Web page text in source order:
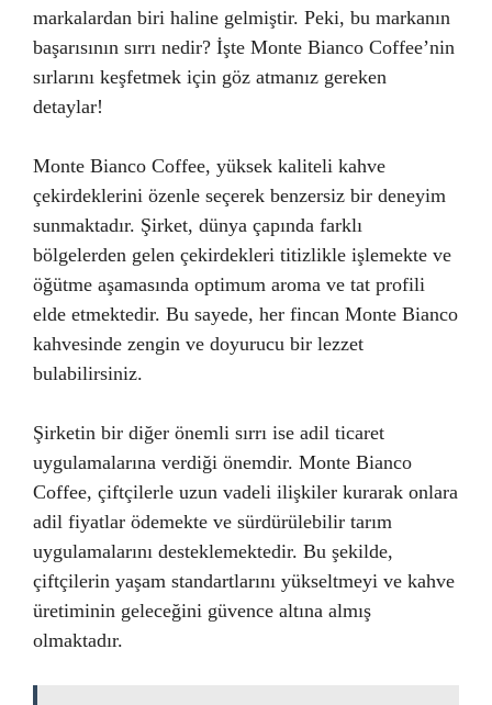
markalardan biri haline gelmiştir. Peki, bu markanın
başarısının sırrı nedir? İşte Monte Bianco Coffee’nin
sırlarını keşfetmek için göz atmanız gereken
detaylar!
Monte Bianco Coffee, yüksek kaliteli kahve
çekirdeklerini özenle seçerek benzersiz bir deneyim
sunmaktadır. Şirket, dünya çapında farklı
bölgelerden gelen çekirdekleri titizlikle işlemekte ve
öğütme aşamasında optimum aroma ve tat profili
elde etmektedir. Bu sayede, her fincan Monte Bianco
kahvesinde zengin ve doyurucu bir lezzet
bulabilirsiniz.
Şirketin bir diğer önemli sırrı ise adil ticaret
uygulamalarına verdiği önemdir. Monte Bianco
Coffee, çiftçilerle uzun vadeli ilişkiler kurarak onlara
adil fiyatlar ödemekte ve sürdürülebilir tarım
uygulamalarını desteklemektedir. Bu şekilde,
çiftçilerin yaşam standartlarını yükseltmeyi ve kahve
üretiminin geleceğini güvence altına almış
olmaktadır.